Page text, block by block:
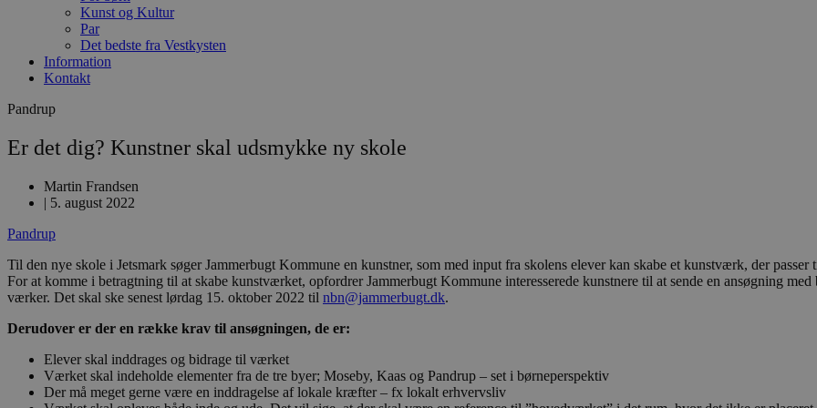
Kunst og Kultur
Par
Det bedste fra Vestkysten
Information
Kontakt
Pandrup
Er det dig? Kunstner skal udsmykke ny skole
Martin Frandsen
| 5. august 2022
Pandrup
Til den nye skole i Jetsmark søger Jammerbugt Kommune en kunstner, som med input fra skolens elever kan skabe et kunstværk, der
For at komme i betragtning til at skabe kunstværket, opfordrer Jammerbugt Kommune interesserede kunstnere til at sende en ansøgning
værker. Det skal ske senest lørdag 15. oktober 2022 til nbn@jammerbugt.dk.
Derudover er der en række krav til ansøgningen, de er:
Elever skal inddrages og bidrage til værket
Værket skal indeholde elementer fra de tre byer; Moseby, Kaas og Pandrup – set i børneperspektiv
Der må meget gerne være en inddragelse af lokale kræfter – fx lokalt erhvervsliv